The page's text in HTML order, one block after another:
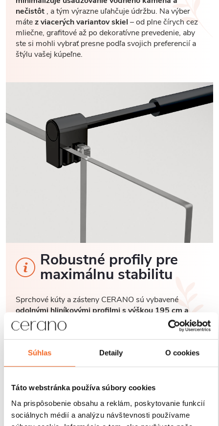
Súhlas Detaily O cookies
Táto webstránka používa súbory cookies
Na prispôsobenie obsahu a reklám, poskytovanie funkcií
sociálnych médií a analýzu návštevnosti používame
nečistôt , a tým výrazne uľahčuje údržbu. Na výber
mátez viacerých variantov skiel – od plne čírych cez
mliečne, grafitové až po dekoratívne prevedenie, aby
ste si mohli vybrať presne podľa svojich preferencií a
štýlu vašej kúpeľne.
Robustné profily pre
maximálnu stabilitu
Sprchové kúty a zásteny CERANO sú vybavené
odolnými hliníkovými profilmi s výškou 195 cm a
hrúbkou 1,5 cm
pevné uchytenie skla
a stabilitu celej konštrukcie
kompenzácii
drobných nerovností stienje inštalácia rýchla, presná
a bez nutnosti ďalších stavebných zásahov.
Antikorózna úpravanavyše garantuje dlhú životnosť
kúpeľňovom prostredí.